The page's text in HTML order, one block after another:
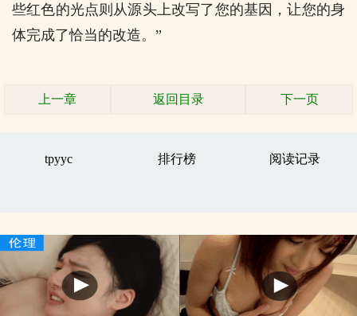
些红色的光点则从源头上改写了您的基因，让您的身
体完成了恰当的改造。”
上一章 返回目录 下一页
tpyyc 排行榜 阅读记录